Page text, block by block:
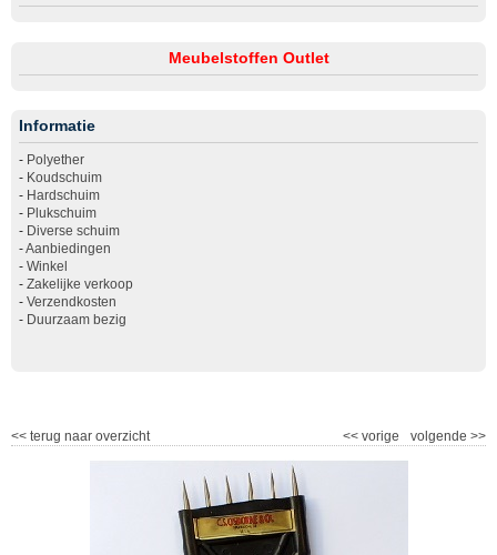
Meubelstoffen Outlet
Informatie
- Polyether
- Koudschuim
- Hardschuim
- Plukschuim
- Diverse schuim
-Aanbiedingen
- Winkel
- Zakelijke verkoop
- Verzendkosten
- Duurzaam bezig
<< terug naar overzicht volgende >>
<< vorige